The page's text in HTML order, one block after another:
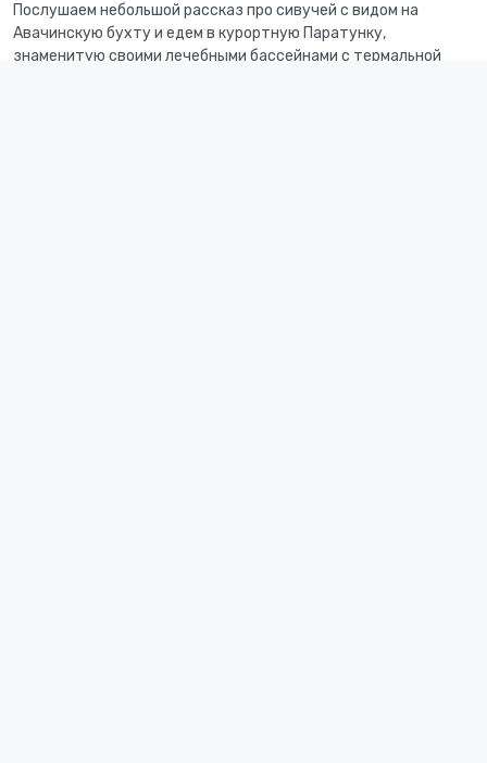
Послушаем небольшой рассказ про сивучей с видом на
Авачинскую бухту и едем в курортную Паратунку,
знаменитую своими лечебными бассейнами с термальной